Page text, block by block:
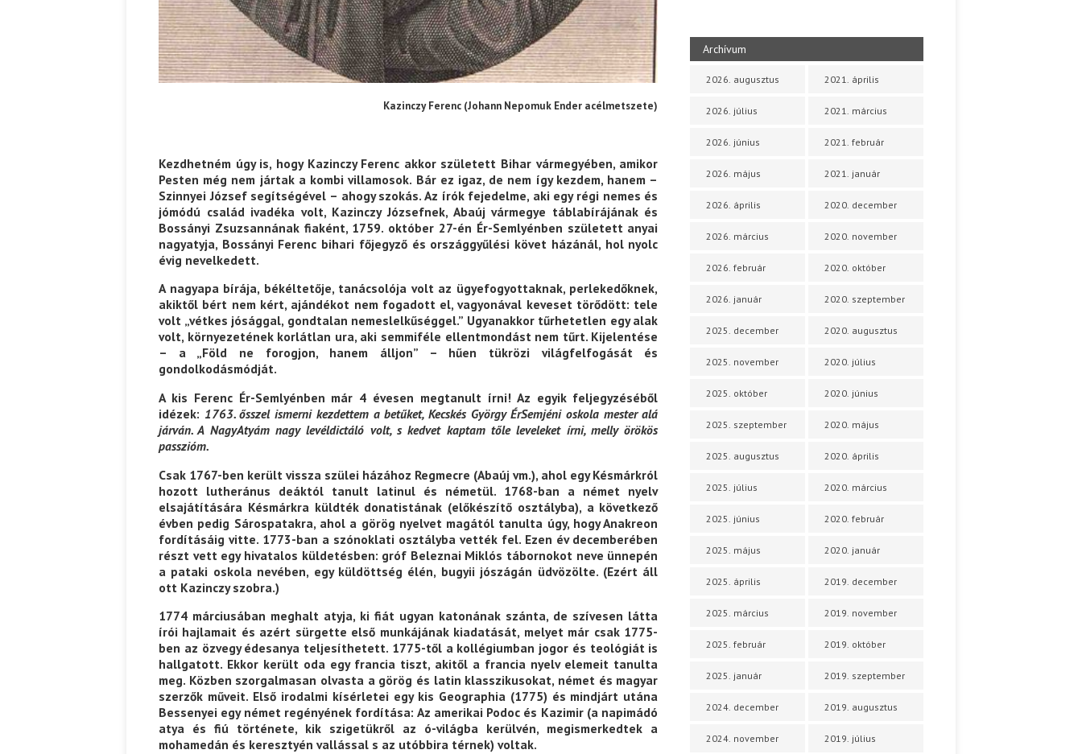
Kazinczy Ferenc (Johann Nepomuk Ender acélmetszete)
Kezdhetném úgy is, hogy Kazinczy Ferenc akkor született Bihar vármegyében, amikor
Pesten még nem jártak a kombi villamosok. Bár ez igaz, de nem így kezdem, hanem –
Szinnyei József segítségével – ahogy szokás. Az írók fejedelme, aki egy régi nemes és
jómódú család ivadéka volt, Kazinczy Józsefnek, Abaúj vármegye táblabírájának és
Bossányi Zsuzsannának fiaként, 1759. október 27-én Ér-Semlyénben született anyai
nagyatyja, Bossányi Ferenc bihari főjegyző és országgyűlési követ házánál, hol nyolc
évig nevelkedett.
A nagyapa bírája, békéltetője, tanácsolója volt az ügyefogyottaknak, perlekedőknek,
akiktől bért nem kért, ajándékot nem fogadott el, vagyonával keveset törődött: tele
volt „vétkes jósággal, gondtalan nemeslelkűséggel.” Ugyanakkor tűrhetetlen egy alak
volt, környezetének korlátlan ura, aki semmiféle ellentmondást nem tűrt. Kijelentése
– a „Föld ne forogjon, hanem álljon” – hűen tükrözi világfelfogását és
gondolkodásmódját.
A kis Ferenc Ér-Semlyénben már 4 évesen megtanult írni! Az egyik feljegyzéséből
idézek: 1763. ősszel ismerni kezdettem a betűket, Kecskés György ÉrSemjéni oskola mester alá
járván. A NagyAtyám nagy levéldictáló volt, s kedvet kaptam tőle leveleket írni, melly örökös
passzióm.
Csak 1767-ben került vissza szülei házához Regmecre (Abaúj vm.), ahol egy Késmárkról
hozott lutheránus deáktól tanult latinul és németül. 1768-ban a német nyelv
elsajátítására Késmárkra küldték donatistának (előkészítő osztályba), a következő
évben pedig Sárospatakra, ahol a görög nyelvet magától tanulta úgy, hogy Anakreon
fordításáig vitte. 1773-ban a szónoklati osztályba vették fel. Ezen év decemberében
részt vett egy hivatalos küldetésben: gróf Beleznai Miklós tábornokot neve ünnepén
a pataki oskola nevében, egy küldöttség élén, bugyii jószágán üdvözölte. (Ezért áll
ott Kazinczy szobra.)
1774 márciusában meghalt atyja, ki fiát ugyan katonának szánta, de szívesen látta
írói hajlamait és azért sürgette első munkájának kiadatását, melyet már csak 1775-
ben az özvegy édesanya teljesíthetett. 1775-től a kollégiumban jogor és teológiát is
hallgatott. Ekkor került oda egy francia tiszt, akitől a francia nyelv elemeit tanulta
meg. Közben szorgalmasan olvasta a görög és latin klasszikusokat, német és magyar
szerzők műveit. Első irodalmi kísérletei egy kis Geographia (1775) és mindjárt utána
Bessenyei egy német regényének fordítása: Az amerikai Podoc és Kazimir (a napimádó
atya és fiú története, kik szigetükről az ó-világba kerülvén, megismerkedtek a
mohamedán és keresztyén vallással s az utóbbira térnek) voltak.
Archívum
2026. augusztus
2026. július
2026. június
2026. május
2026. április
2026. március
2026. február
2026. január
2025. december
2025. november
2025. október
2025. szeptember
2025. augusztus
2025. július
2025. június
2025. május
2025. április
2025. március
2025. február
2025. január
2024. december
2024. november
2021. április
2021. március
2021. február
2021. január
2020. december
2020. november
2020. október
2020. szeptember
2020. augusztus
2020. július
2020. június
2020. május
2020. április
2020. március
2020. február
2020. január
2019. december
2019. november
2019. október
2019. szeptember
2019. augusztus
2019. július